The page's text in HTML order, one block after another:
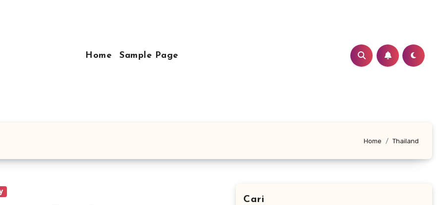
Home Sample Page
Home Thailand
Cari